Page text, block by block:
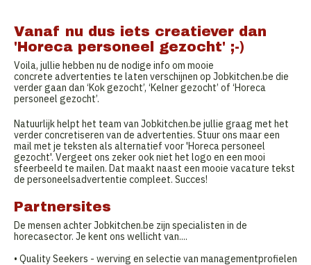
Vanaf nu dus iets creatiever dan
'Horeca personeel gezocht' ;-)
Voila, jullie hebben nu de nodige info om mooie
concrete advertenties te laten verschijnen op Jobkitchen.be die
verder gaan dan ‘Kok gezocht’, ‘Kelner gezocht’ of ‘Horeca
personeel gezocht’.
Natuurlijk helpt het team van Jobkitchen.be jullie graag met het
verder concretiseren van de advertenties. Stuur ons maar een
mail met je teksten als alternatief voor 'Horeca personeel
gezocht'. Vergeet ons zeker ook niet het logo en een mooi
sfeerbeeld te mailen. Dat maakt naast een mooie vacature tekst
de personeelsadvertentie compleet. Succes!
Partnersites
De mensen achter Jobkitchen.be zijn specialisten in de
horecasector. Je kent ons wellicht van....
• Quality Seekers - werving en selectie van managementprofielen